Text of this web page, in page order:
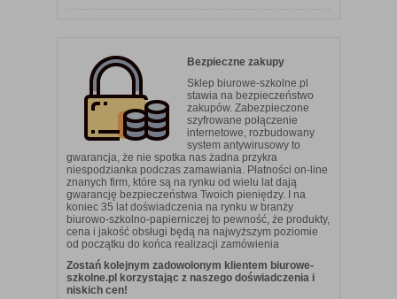
Bezpieczne zakupy
Sklep biurowe-szkolne.pl
stawia na bezpieczeństwo
zakupów. Zabezpieczone
szyfrowane połączenie
internetowe, rozbudowany
system antywirusowy to
gwarancja, że nie spotka nas żadna przykra
niespodzianka podczas zamawiania. Płatności on-line
znanych firm, które są na rynku od wielu lat dają
gwarancję bezpieczeństwa Twoich pieniędzy. I na
koniec 35 lat doświadczenia na rynku w branży
biurowo-szkolno-papierniczej to pewność, że produkty,
cena i jakość obsługi będą na najwyższym poziomie
od początku do końca realizacji zamówienia
Zostań kolejnym zadowolonym klientem biurowe-
szkolne.pl korzystając z naszego doświadczenia i
niskich cen!